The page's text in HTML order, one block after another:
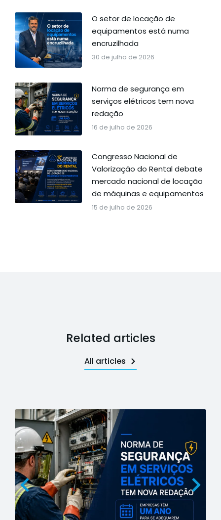
O setor de locação de
equipamentos está numa
encruzilhada
30 de julho de 2026
Norma de segurança em
serviços elétricos tem nova
redação
16 de julho de 2026
Congresso Nacional de
Valorização do Rental debate
mercado nacional de locação
de máquinas e equipamentos
15 de julho de 2026
Related articles
All articles